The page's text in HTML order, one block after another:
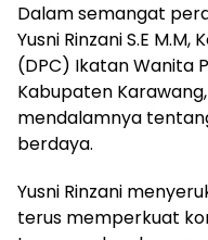
Dalam semangat
Yusni Rinzani S.E
(DPC) Ikatan Wanita
Kabupaten
mendalamnya
berdaya.
Yusni Rinzani
terus memperkuat